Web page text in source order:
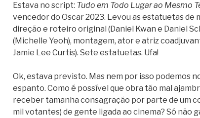
Estava no script: Tudo em Todo Lugar ao Mesmo
vencedor do Oscar 2023. Levou as estatuetas de
direção e roteiro original (Daniel Kwan e Daniel
(Michelle Yeoh), montagem, ator e atriz
Jamie Lee Curtis). Sete estatuetas. Ufa!
Ok, estava previsto. Mas nem por isso podemos
espanto. Como é possível que obra tão mal
receber tamanha consagração por parte de um
mil votantes) de gente ligada ao cinema? Só não